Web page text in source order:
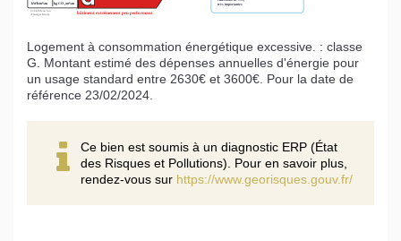
Logement à consommation énergétique excessive. : classe
G. Montant estimé des dépenses annuelles d'énergie pour
un usage standard entre 2630€ et 3600€. Pour la date de
référence 23/02/2024.
Ce bien est soumis à un diagnostic ERP (État
des Risques et Pollutions). Pour en savoir plus,
rendez-vous sur https://www.georisques.gouv.fr/